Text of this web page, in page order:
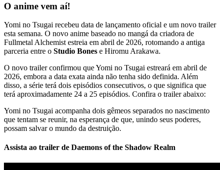
O anime vem aí!
Yomi no Tsugai recebeu data de lançamento oficial e um novo trailer
esta semana. O novo anime baseado no mangá da criadora de
Fullmetal Alchemist estreia em abril de 2026, rotomando a antiga
parceria entre o Studio Bones e Hiromu Arakawa.
O novo trailer confirmou que Yomi no Tsugai estreará em abril de
2026, embora a data exata ainda não tenha sido definida. Além
disso, a série terá dois episódios consecutivos, o que significa que
terá aproximadamente 24 a 25 episódios. Confira o trailer abaixo:
Yomi no Tsugai acompanha dois gêmeos separados no nascimento
que tentam se reunir, na esperança de que, unindo seus poderes,
possam salvar o mundo da destruição.
Assista ao trailer de Daemons of the Shadow Realm